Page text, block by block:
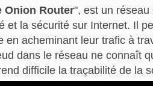
Onion Router", est un
et la sécurité sur Internet. Il
en acheminant leur trafic à
dans le réseau ne connaît
difficile la traçabilité de la